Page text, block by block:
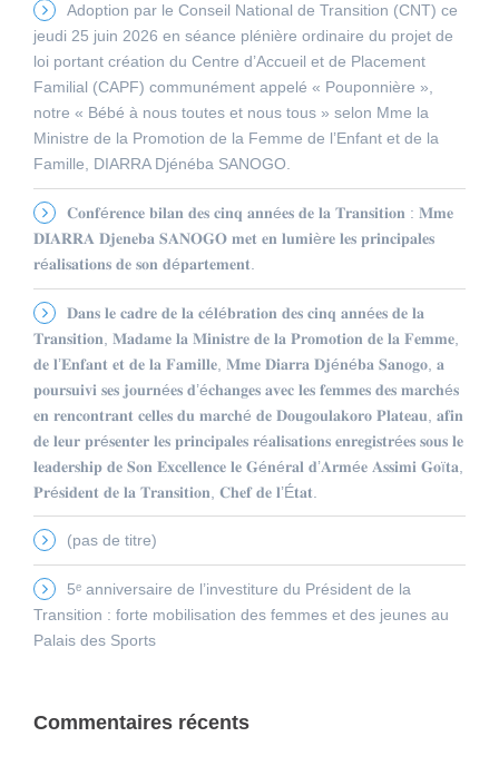
Adoption par le Conseil National de Transition (CNT) ce
jeudi 25 juin 2026 en séance plénière ordinaire du projet de
loi portant création du Centre d’Accueil et de Placement
Familial (CAPF) communément appelé « Pouponnière »,
notre « Bébé à nous toutes et nous tous » selon Mme la
Ministre de la Promotion de la Femme de l’Enfant et de la
Famille, DIARRA Djénéba SANOGO.
𝐂𝐨𝐧𝐟é𝐫𝐞𝐧𝐜𝐞 𝐛𝐢𝐥𝐚𝐧 𝐝𝐞𝐬 𝐜𝐢𝐧𝐪 𝐚𝐧𝐧é𝐞𝐬 𝐝𝐞 𝐥𝐚 𝐓𝐫𝐚𝐧𝐬𝐢𝐭𝐢𝐨𝐧 : 𝐌𝐦𝐞
𝐃𝐈𝐀𝐑𝐑𝐀 𝐃𝐣𝐞𝐧𝐞𝐛𝐚 𝐒𝐀𝐍𝐎𝐆𝐎 𝐦𝐞𝐭 𝐞𝐧 𝐥𝐮𝐦𝐢è𝐫𝐞 𝐥𝐞𝐬 𝐩𝐫𝐢𝐧𝐜𝐢𝐩𝐚𝐥𝐞𝐬
𝐫é𝐚𝐥𝐢𝐬𝐚𝐭𝐢𝐨𝐧𝐬 𝐝𝐞 𝐬𝐨𝐧 𝐝é𝐩𝐚𝐫𝐭𝐞𝐦𝐞𝐧𝐭.
𝐃𝐚𝐧𝐬 𝐥𝐞 𝐜𝐚𝐝𝐫𝐞 𝐝𝐞 𝐥𝐚 𝐜é𝐥é𝐛𝐫𝐚𝐭𝐢𝐨𝐧 𝐝𝐞𝐬 𝐜𝐢𝐧𝐪 𝐚𝐧𝐧é𝐞𝐬 𝐝𝐞 𝐥𝐚
𝐓𝐫𝐚𝐧𝐬𝐢𝐭𝐢𝐨𝐧, 𝐌𝐚𝐝𝐚𝐦𝐞 𝐥𝐚 𝐌𝐢𝐧𝐢𝐬𝐭𝐫𝐞 𝐝𝐞 𝐥𝐚 𝐏𝐫𝐨𝐦𝐨𝐭𝐢𝐨𝐧 𝐝𝐞 𝐥𝐚 𝐅𝐞𝐦𝐦𝐞,
𝐝𝐞 𝐥’𝐄𝐧𝐟𝐚𝐧𝐭 𝐞𝐭 𝐝𝐞 𝐥𝐚 𝐅𝐚𝐦𝐢𝐥𝐥𝐞, 𝐌𝐦𝐞 𝐃𝐢𝐚𝐫𝐫𝐚 𝐃𝐣é𝐧é𝐛𝐚 𝐒𝐚𝐧𝐨𝐠𝐨, 𝐚
𝐩𝐨𝐮𝐫𝐬𝐮𝐢𝐯𝐢 𝐬𝐞𝐬 𝐣𝐨𝐮𝐫𝐧é𝐞𝐬 𝐝’é𝐜𝐡𝐚𝐧𝐠𝐞𝐬 𝐚𝐯𝐞𝐜 𝐥𝐞𝐬 𝐟𝐞𝐦𝐦𝐞𝐬 𝐝𝐞𝐬 𝐦𝐚𝐫𝐜𝐡é𝐬
𝐞𝐧 𝐫𝐞𝐧𝐜𝐨𝐧𝐭𝐫𝐚𝐧𝐭 𝐜𝐞𝐥𝐥𝐞𝐬 𝐝𝐮 𝐦𝐚𝐫𝐜𝐡é 𝐝𝐞 𝐃𝐨𝐮𝐠𝐨𝐮𝐥𝐚𝐤𝐨𝐫𝐨 𝐏𝐥𝐚𝐭𝐞𝐚𝐮, 𝐚𝐟𝐢𝐧
𝐝𝐞 𝐥𝐞𝐮𝐫 𝐩𝐫é𝐬𝐞𝐧𝐭𝐞𝐫 𝐥𝐞𝐬 𝐩𝐫𝐢𝐧𝐜𝐢𝐩𝐚𝐥𝐞𝐬 𝐫é𝐚𝐥𝐢𝐬𝐚𝐭𝐢𝐨𝐧𝐬 𝐞𝐧𝐫𝐞𝐠𝐢𝐬𝐭𝐫é𝐞𝐬 𝐬𝐨𝐮𝐬 𝐥𝐞
𝐥𝐞𝐚𝐝𝐞𝐫𝐬𝐡𝐢𝐩 𝐝𝐞 𝐒𝐨𝐧 𝐄𝐱𝐜𝐞𝐥𝐥𝐞𝐧𝐜𝐞 𝐥𝐞 𝐆é𝐧é𝐫𝐚𝐥 𝐝’𝐀𝐫𝐦é𝐞 𝐀𝐬𝐬𝐢𝐦𝐢 𝐆𝐨ï𝐭𝐚,
𝐏𝐫é𝐬𝐢𝐝𝐞𝐧𝐭 𝐝𝐞 𝐥𝐚 𝐓𝐫𝐚𝐧𝐬𝐢𝐭𝐢𝐨𝐧, 𝐂𝐡𝐞𝐟 𝐝𝐞 𝐥’É𝐭𝐚𝐭.
(pas de titre)
5ᵉ anniversaire de l’investiture du Président de la
Transition : forte mobilisation des femmes et des jeunes au
Palais des Sports
Commentaires récents